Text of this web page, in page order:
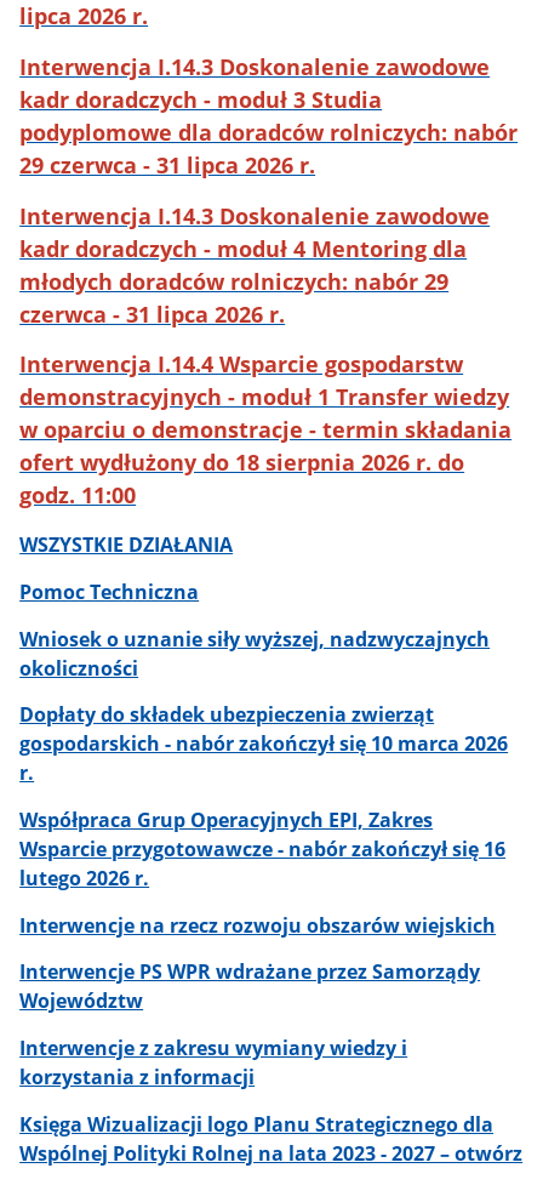
lipca 2026 r.
Interwencja I.14.3 Doskonalenie zawodowe
kadr doradczych - moduł 3 Studia
podyplomowe dla doradców rolniczych: nabór
29 czerwca - 31 lipca 2026 r.
Interwencja I.14.3 Doskonalenie zawodowe
kadr doradczych - moduł 4 Mentoring dla
młodych doradców rolniczych: nabór 29
czerwca - 31 lipca 2026 r.
Interwencja I.14.4 Wsparcie gospodarstw
demonstracyjnych - moduł 1 Transfer wiedzy
w oparciu o demonstracje - termin składania
ofert wydłużony do 18 sierpnia 2026 r. do
godz. 11:00
WSZYSTKIE DZIAŁANIA
Pomoc Techniczna
Wniosek o uznanie siły wyższej, nadzwyczajnych
okoliczności
Dopłaty do składek ubezpieczenia zwierząt
gospodarskich - nabór zakończył się 10 marca 2026
r.
Współpraca Grup Operacyjnych EPI, Zakres
Wsparcie przygotowawcze - nabór zakończył się 16
lutego 2026 r.
Interwencje na rzecz rozwoju obszarów wiejskich
Interwencje PS WPR wdrażane przez Samorządy
Województw
Interwencje z zakresu wymiany wiedzy i
korzystania z informacji
Księga Wizualizacji logo Planu Strategicznego dla
Wspólnej Polityki Rolnej na lata 2023 - 2027 – otwórz